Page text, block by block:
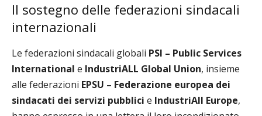
Il sostegno delle federazioni sindacali
internazionali
Le federazioni sindacali globali PSI – Public Services
International e IndustriALL Global Union, insieme
alle federazioni EPSU – Federazione europea dei
sindacati dei servizi pubblici e IndustriAll Europe,